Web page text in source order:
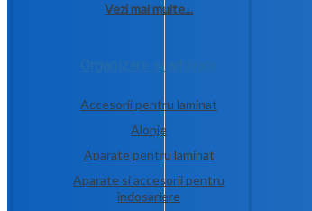
Vezi mai multe...
Accesorii pentru laminat
Alonje
Aparate pentru laminat
Aparate si accesorii pentru
indosariere